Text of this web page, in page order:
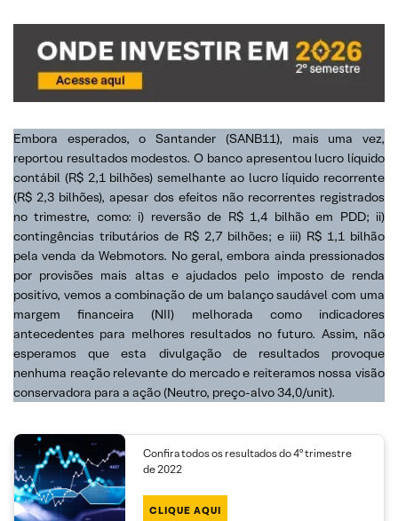
Embora esperados, o ⁠Santander (SANB11), mais uma vez,
reportou resultados modestos. O banco apresentou lucro líquido
contábil (R$ 2,1 bilhões) semelhante ao lucro líquido recorrente
(R$ 2,3 bilhões), apesar dos efeitos não recorrentes registrados
no trimestre, como: i) reversão de R$ 1,4 bilhão em PDD; ii)
contingências tributários de R$ 2,7 bilhões; e iii) R$ 1,1 bilhão
pela venda da Webmotors. No geral, embora ainda pressionados
por provisões mais altas e ajudados pelo imposto de renda
positivo, vemos a combinação de um balanço saudável com uma
margem financeira (NII) melhorada como indicadores
antecedentes para melhores resultados no futuro. Assim, não
esperamos que esta divulgação de resultados provoque
nenhuma reação relevante do mercado e reiteramos nossa visão
conservadora para a ação (Neutro, preço-alvo 34,0/unit).
Confira todos os resultados do 4º trimestre
de 2022
CLIQUE AQUI